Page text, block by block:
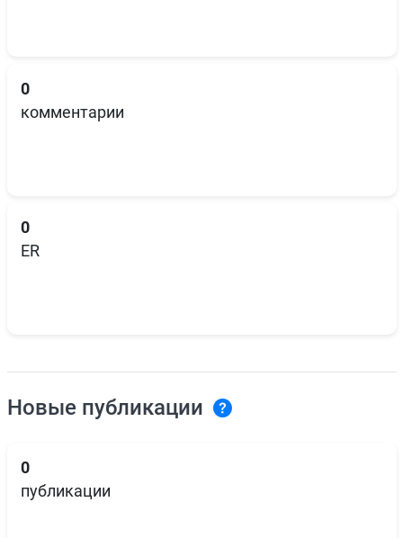
0
комментарии
0
ER
Новые публикации
0
публикации